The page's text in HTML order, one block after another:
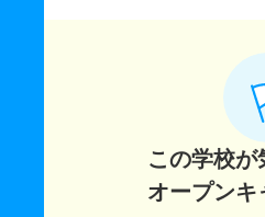
この学校が
オープンキ